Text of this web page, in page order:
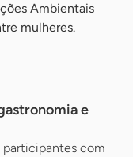
Ambientais
mulheres.
e
participantes com